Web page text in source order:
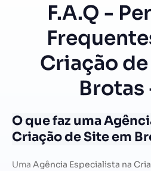
F.A.Q -
Criação
Brotas
O que faz uma
Criação de Site em
Uma Agência Especialista na